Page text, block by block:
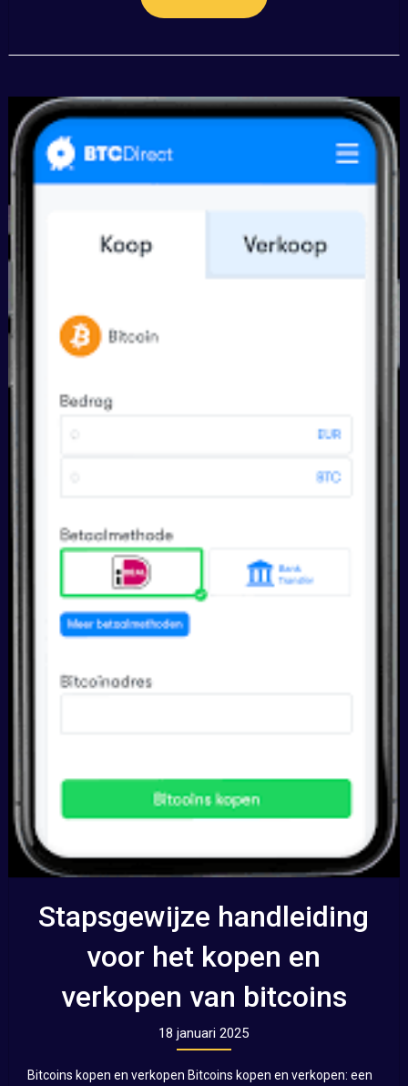
Stapsgewijze handleiding
voor het kopen en
verkopen van bitcoins
18 januari 2025
Bitcoins kopen en verkopen Bitcoins kopen en verkopen: een